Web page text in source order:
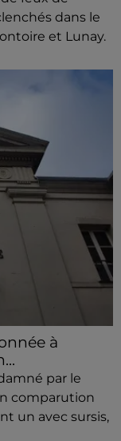
dans le
et Lunay.
à
par le
comparution
un avec sursis,